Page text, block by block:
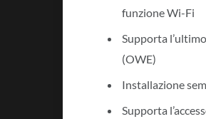
funzione Wi-Fi
Supporta
(OWE)
Installazione
Supporta